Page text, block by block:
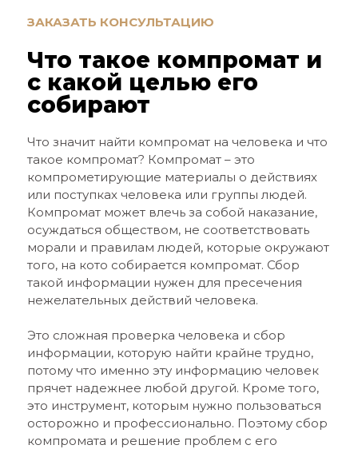
ЗАКАЗАТЬ КОНСУЛЬТАЦИЮ
Что такое компромат и
с какой целью его
собирают
Что значит найти компромат на человека и что
такое компромат? Компромат – это
компрометирующие материалы о действиях
или поступках человека или группы людей.
Компромат может влечь за собой наказание,
осуждаться обществом, не соответствовать
морали и правилам людей, которые окружают
того, на кото собирается компромат. Сбор
такой информации нужен для пресечения
нежелательных действий человека.
Это сложная проверка человека и сбор
информации, которую найти крайне трудно,
потому что именно эту информацию человек
прячет надежнее любой другой. Кроме того,
это инструмент, которым нужно пользоваться
осторожно и профессионально. Поэтому сбор
компромата и решение проблем с его